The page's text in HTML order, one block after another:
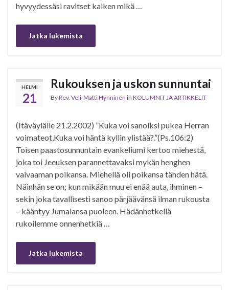
hyvyydessäsi ravitset kaiken mikä …
Jatka lukemista
HELMI
21
Rukouksen ja uskon sunnuntai
ByRev. Veli-Matti Hynninen in KOLUMNIT JA ARTIKKELIT
(Itäväylälle 21.2.2002) ”Kuka voi sanoiksi pukea Herran
voimateot,Kuka voi häntä kyllin ylistää?.”(Ps.106:2)
Toisen paastosunnuntain evankeliumi kertoo miehestä,
joka toi Jeeuksen parannettavaksi mykän henghen
vaivaaman poikansa. Miehellä oli poikansa tähden hätä.
Näinhän se on; kun mikään muu ei enää auta, ihminen –
sekin joka tavallisesti sanoo pärjäävänsä ilman rukousta
– kääntyy Jumalansa puoleen. Hädänhetkellä
rukoilemme onnenhetkiä …
Jatka lukemista